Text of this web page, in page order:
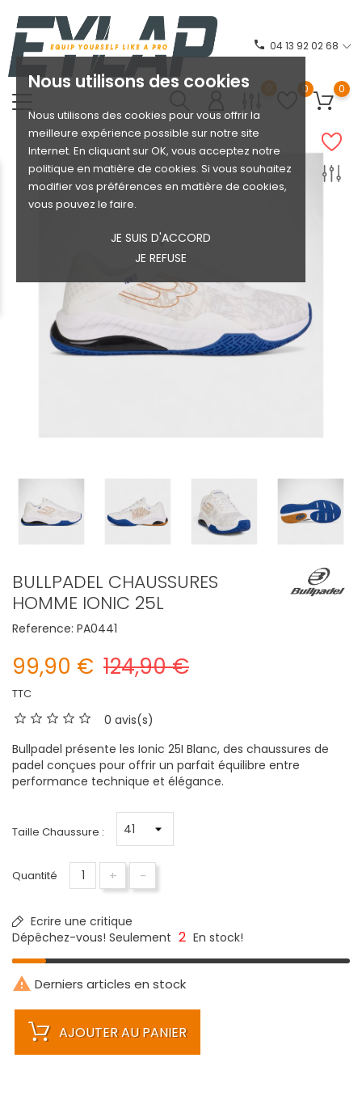
Nous utilisons des cookies
Nous utilisons des cookies pour vous offrir la
meilleure expérience possible sur notre site
Internet. En cliquant sur OK, vous acceptez notre
politique en matière de cookies. Si vous souhaitez
modifier vos préférences en matière de cookies,
vous pouvez le faire.
JE SUIS D'ACCORD
JE REFUSE
phone 04 13 92 02 68
0 0 0
BULLPADEL CHAUSSURES
HOMME IONIC 25L
Reference: PA0441
99,90 € 124,90 €
TTC
0 avis(s)
Bullpadel présente les Ionic 25I Blanc, des chaussures de
padel conçues pour offrir un parfait équilibre entre
performance technique et élégance.
Taille Chaussure :
Quantité + -
Ecrire une critique
Dépêchez-vous! Seulement 2 En stock!
 Derniers articles en stock
AJOUTER AU PANIER